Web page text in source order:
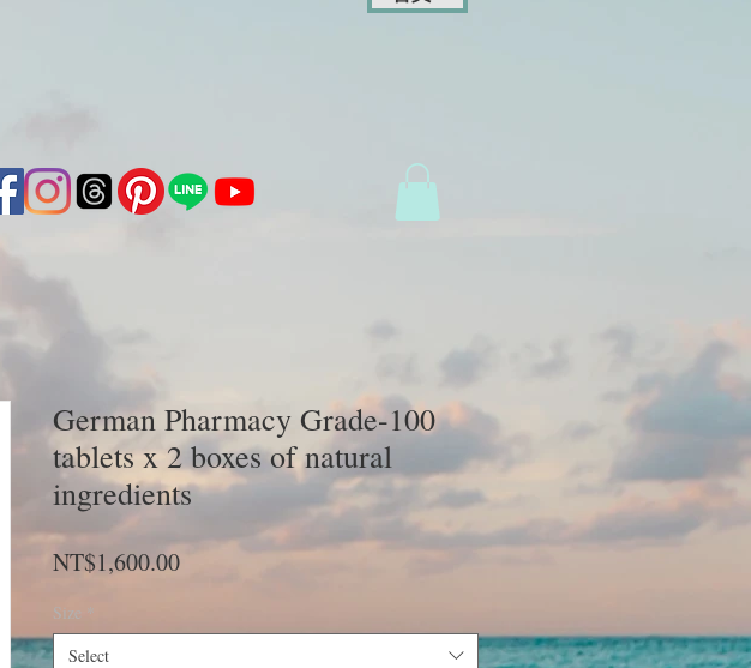
German Pharmacy Grade-100
tablets x 2 boxes of natural
ingredients
NT$1,600.00Price
Size *
Select